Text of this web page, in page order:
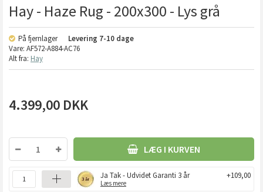
Hay - Haze Rug - 200x300 - Lys grå
På fjernlager Levering 7-10 dage
Vare: AF572-A884-AC76
Alt fra: Hay
4.399,00 DKK
LÆG I KURVEN
Ja Tak - Udvidet Garanti 3 år
Læs mere
+109,00